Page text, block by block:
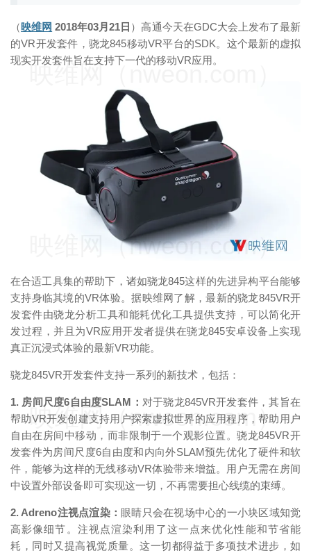
（映维网 2018年03月21日 ）高通今天在GDC大会上发布了最新
的VR开发套件，骁龙845移动VR平台的SDK。这个最新的虚拟
现实开发套件旨在支持下一代的移动VR应用。
在合适工具集的帮助下，诸如骁龙845这样的先进异构平台能够
支持身临其境的VR体验。据映维网了解，最新的骁龙845VR开
发套件由骁龙分析工具和能耗优化工具提供支持，可以简化开
发过程，并且为VR应用开发者提供在骁龙845安卓设备上实现
真正沉浸式体验的最新VR功能。
骁龙845VR开发套件支持一系列的新技术，包括：
1. 房间尺度6自由度SLAM： 对于骁龙845VR开发套件，其旨在
帮助VR开发创建支持用户探索虚拟世界的应用程序，帮助用户
自由在房间中移动，而非限制于一个观影位置。骁龙845VR开
发套件为房间尺度6自由度和内向外SLAM预先优化了硬件和软
件，能够为这样的无线移动VR体验带来增益。用户无需在房间
中设置外部设备即可实现这一切，不再需要担心线缆的束缚。
2. Adreno注视点渲染： 眼睛只会在视场中心的一小块区域知觉
高影像细节。注视点渲染利用了这一点来优化性能和节省能
耗，同时又提高视觉质量。这一切都得益于多项技术进步，如
映维网（nweon.com）
映维网（nweon.com）
映维网（nweon.com）